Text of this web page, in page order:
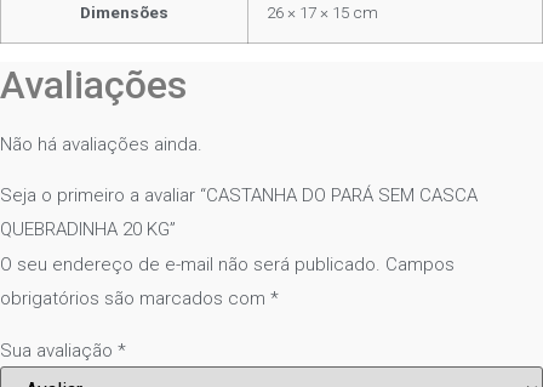
Dimensões 26 × 17 × 15 cm
Avaliações
Não há avaliações ainda.
Seja o primeiro a avaliar “CASTANHA DO PARÁ SEM CASCA
QUEBRADINHA 20 KG”
O seu endereço de e-mail não será publicado. Campos
obrigatórios são marcados com *
Sua avaliação *